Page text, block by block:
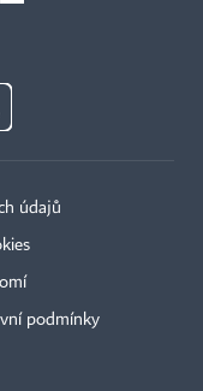
údajů
podmínky